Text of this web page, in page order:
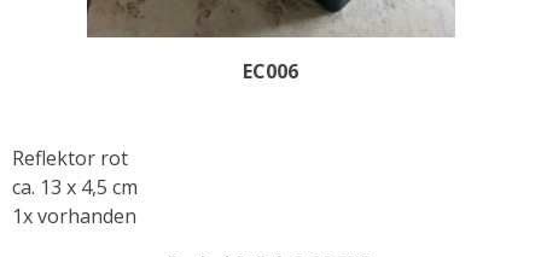
EC006
Reflektor rot
ca. 13 x 4,5 cm
1x vorhanden